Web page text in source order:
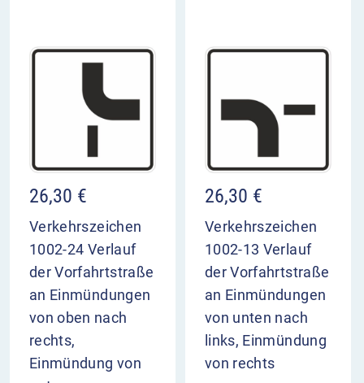
26,30 €
Verkehrszeichen
1002-24 Verlauf
der Vorfahrtstraße
an Einmündungen
von oben nach
rechts,
Einmündung von
26,30 €
Verkehrszeichen
1002-13 Verlauf
der Vorfahrtstraße
an Einmündungen
von unten nach
links, Einmündung
von rechts